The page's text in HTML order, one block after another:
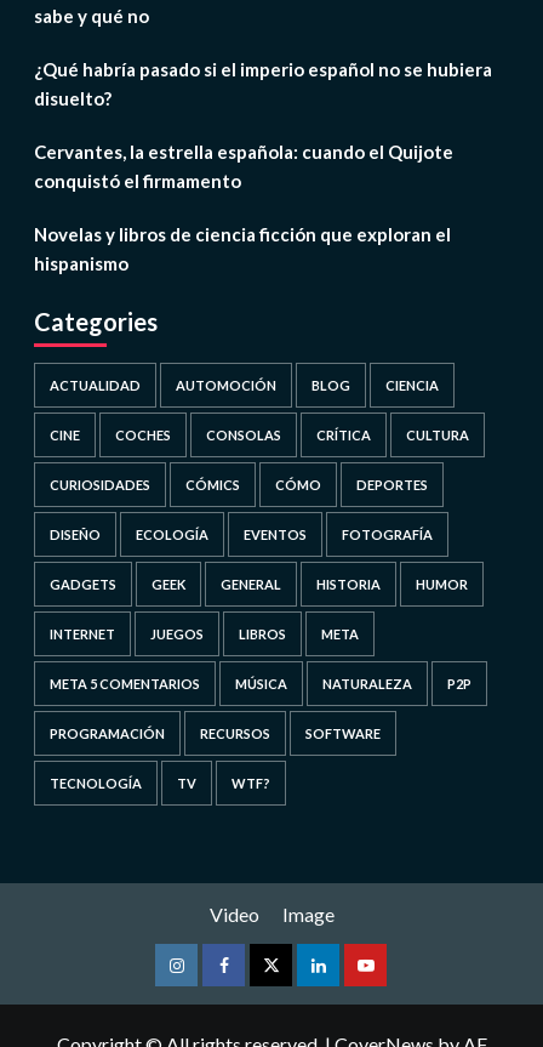
sabe y qué no
¿Qué habría pasado si el imperio español no se hubiera
disuelto?
Cervantes, la estrella española: cuando el Quijote
conquistó el firmamento
Novelas y libros de ciencia ficción que exploran el
hispanismo
Categories
ACTUALIDAD AUTOMOCIÓN BLOG CIENCIA
CINE COCHES CONSOLAS CRÍTICA CULTURA
CURIOSIDADES CÓMICS CÓMO DEPORTES
DISEÑO ECOLOGÍA EVENTOS FOTOGRAFÍA
GADGETS GEEK GENERAL HISTORIA HUMOR
INTERNET JUEGOS LIBROS META
META 5 COMENTARIOS MÚSICA NATURALEZA P2P
PROGRAMACIÓN RECURSOS SOFTWARE
TECNOLOGÍA TV WTF?
Video Image
InstagramFacebookTwitterLinkedinYoutube